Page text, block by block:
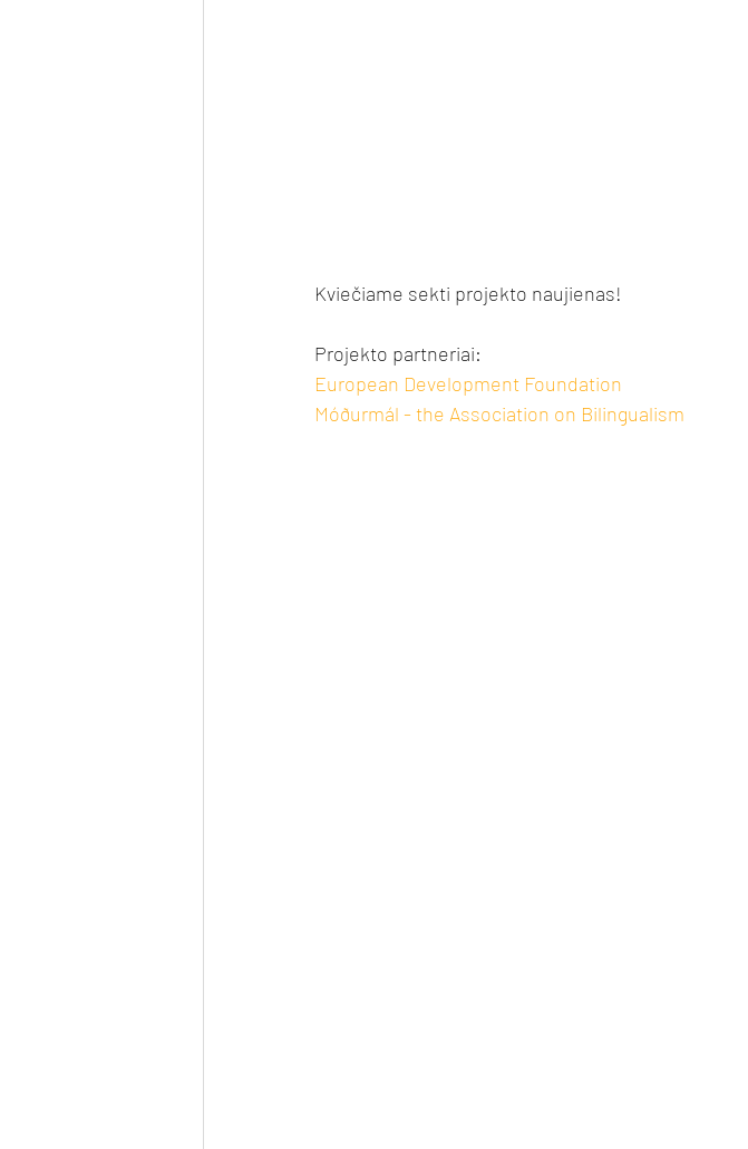
Kviečiame sekti projekto naujienas!
Projekto partneriai:
European Development Foundation
Móðurmál - the Association on Bilingualism